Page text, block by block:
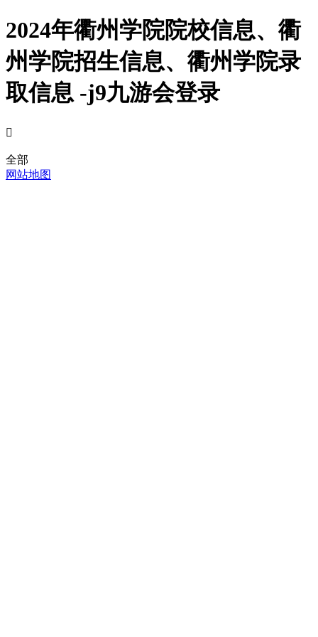
2024年衢州学院院校信息、衢
州学院招生信息、衢州学院录
取信息 -j9九游会登录

全部
网站地图